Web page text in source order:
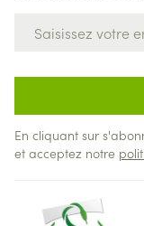
En cliquant sur
et acceptez notre